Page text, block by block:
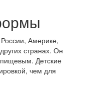
Америке,
странах. Он
Детские
чем для